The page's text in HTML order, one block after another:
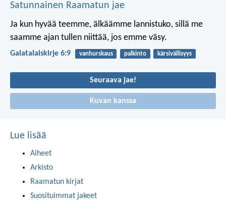
Satunnainen Raamatun jae
Ja kun hyvää teemme, älkäämme lannistuko, sillä me
saamme ajan tullen niittää, jos emme väsy.
Galatalaiskirje 6:9 vanhurskaus palkinto kärsivällisyys
Seuraava jae!
Kuvan kanssa
Lue lisää
Aiheet
Arkisto
Raamatun kirjat
Suosituimmat jakeet